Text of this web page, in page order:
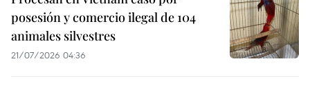
posesión y comercio ilegal de 104
animales silvestres
21/07/2026 04:36